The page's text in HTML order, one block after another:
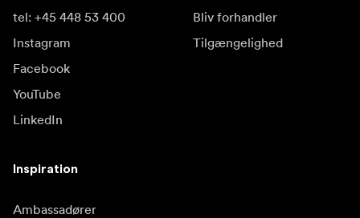
tel: +45 448 53 400
Instagram
Facebook
YouTube
LinkedIn
Bliv forhandler
Tilgængelighed
Inspiration
Ambassadører